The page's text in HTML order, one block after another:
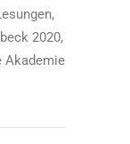
2020,
Akademie